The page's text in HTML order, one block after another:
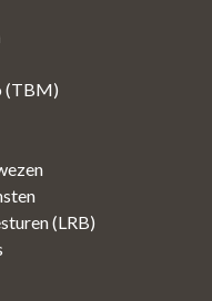
(TBM)
(LRB)